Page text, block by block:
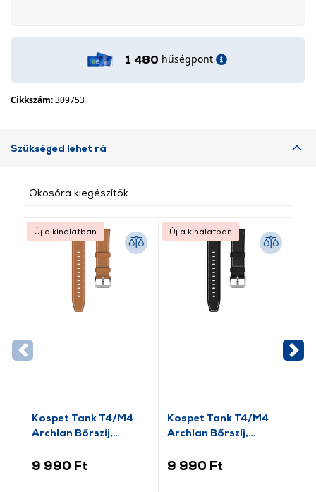
1 480 hűségpont
Cikkszám:309753
Szükséged lehet rá
Okosóra kiegészítők
Kospet Tank T4/M4
Archlan Bőrszíj,
9 990 Ft
Új a kínálatban
Kospet Tank T4/M4
Archlan Bőrszíj,
9 990 Ft
Új a kínálatban